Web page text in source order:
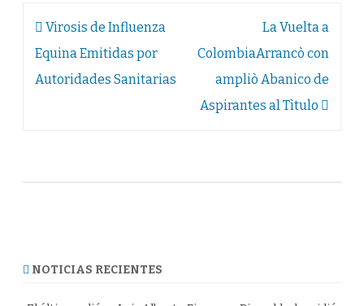
Navegación
de
entradas
Virosis de Influenza
Equina Emitidas por
Autoridades Sanitarias
La Vuelta a
ColombiaArrancò con
ampliò Abanico de
Aspirantes al Tìtulo
NOTICIAS RECIENTES